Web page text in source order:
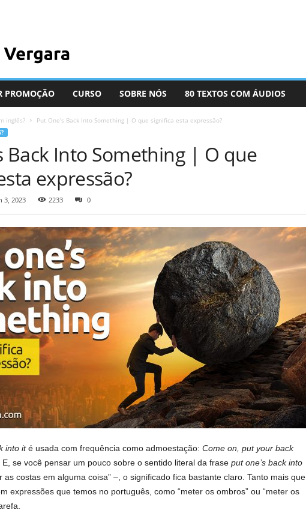
PROMOÇÃO CURSO SOBRE NÓS 80 TEXTOS COM ÁUDIOS
inglês? Put One’s Back Into Something | O que significa esta expressão?
Back Into Something | O que
expressão?
3, 2023 2233 0
into ité usada com frequência como admoestação: Come on, put your back
se você pensar um pouco sobre o sentido literal da frase put one’s back into
as costas em alguma coisa” –, o significado fica bastante claro. Tanto mais que
expressões que temos no português, como “meter os ombros” ou “meter os